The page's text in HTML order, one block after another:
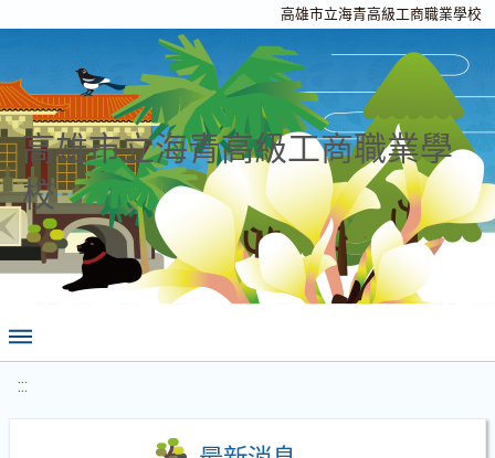
高雄市立海青高級工商職業學校
高雄市立海青高級工商職業學
校
:::